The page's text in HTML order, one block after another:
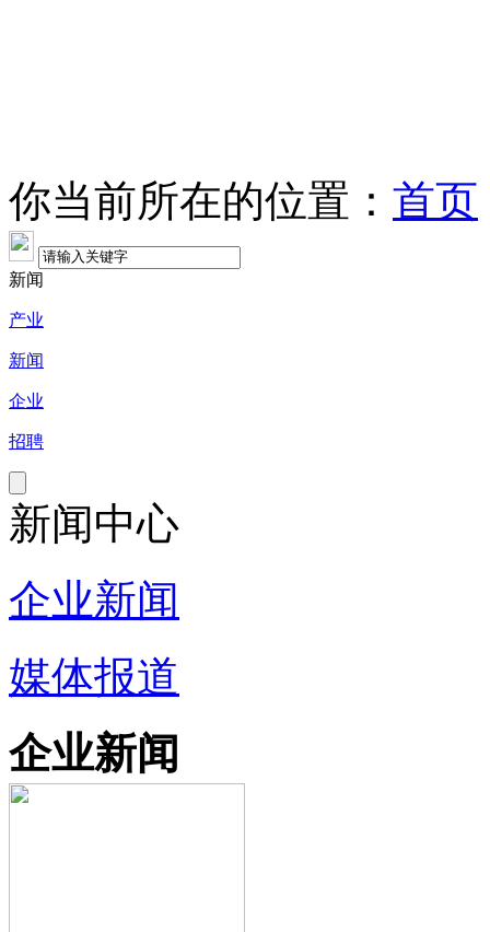
你当前所在的位置： 首页
新闻
产业
新闻
企业
招聘
新闻中心
企业新闻
媒体报道
企业新闻